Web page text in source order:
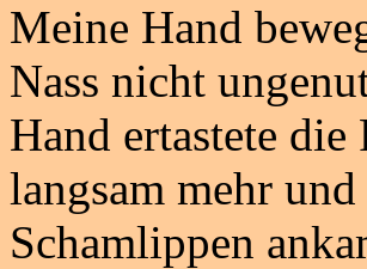
Meine Hand
Nass nicht
Hand ertastete die
langsam mehr
Schamlippen